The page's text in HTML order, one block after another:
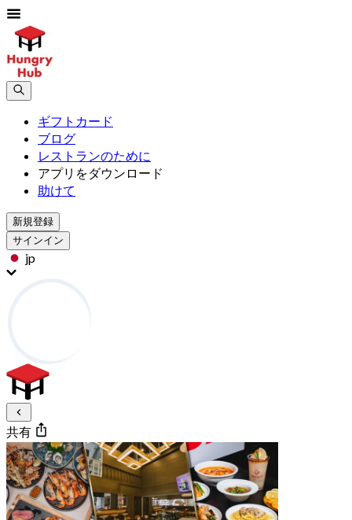
ギフトカード
ブログ
レストランのために
アプリをダウンロード
助けて
新規登録
サインイン
jp
共有